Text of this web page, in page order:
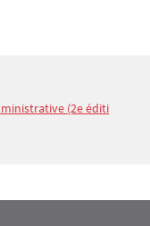
(2e éditi